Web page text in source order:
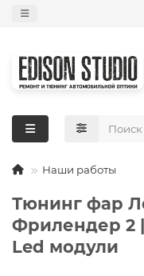
Наши работы
Тюнинг фар
Фрилендер 2
Led модули